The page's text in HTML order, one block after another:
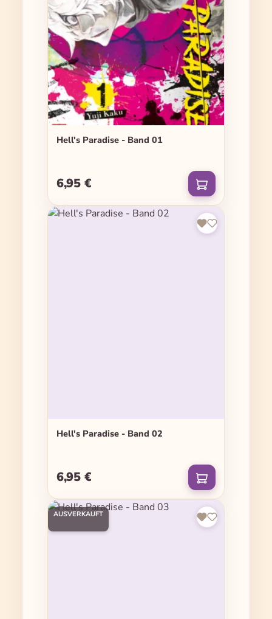
Hell's Paradise - Band 01
Regulärer Preis:
6,95 €
Hell's Paradise - Band 02
Regulärer Preis:
6,95 €
AUSVERKAUFT